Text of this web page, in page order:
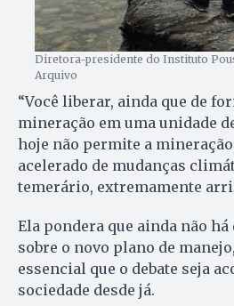
Diretora-presidente do Instituto
Arquivo
“Você liberar, ainda que de
mineração em uma unidade
hoje não permite a
acelerado de mudanças
temerário, extremamente
Ela pondera que ainda não
sobre o novo plano de
essencial que o debate seja
sociedade desde já.